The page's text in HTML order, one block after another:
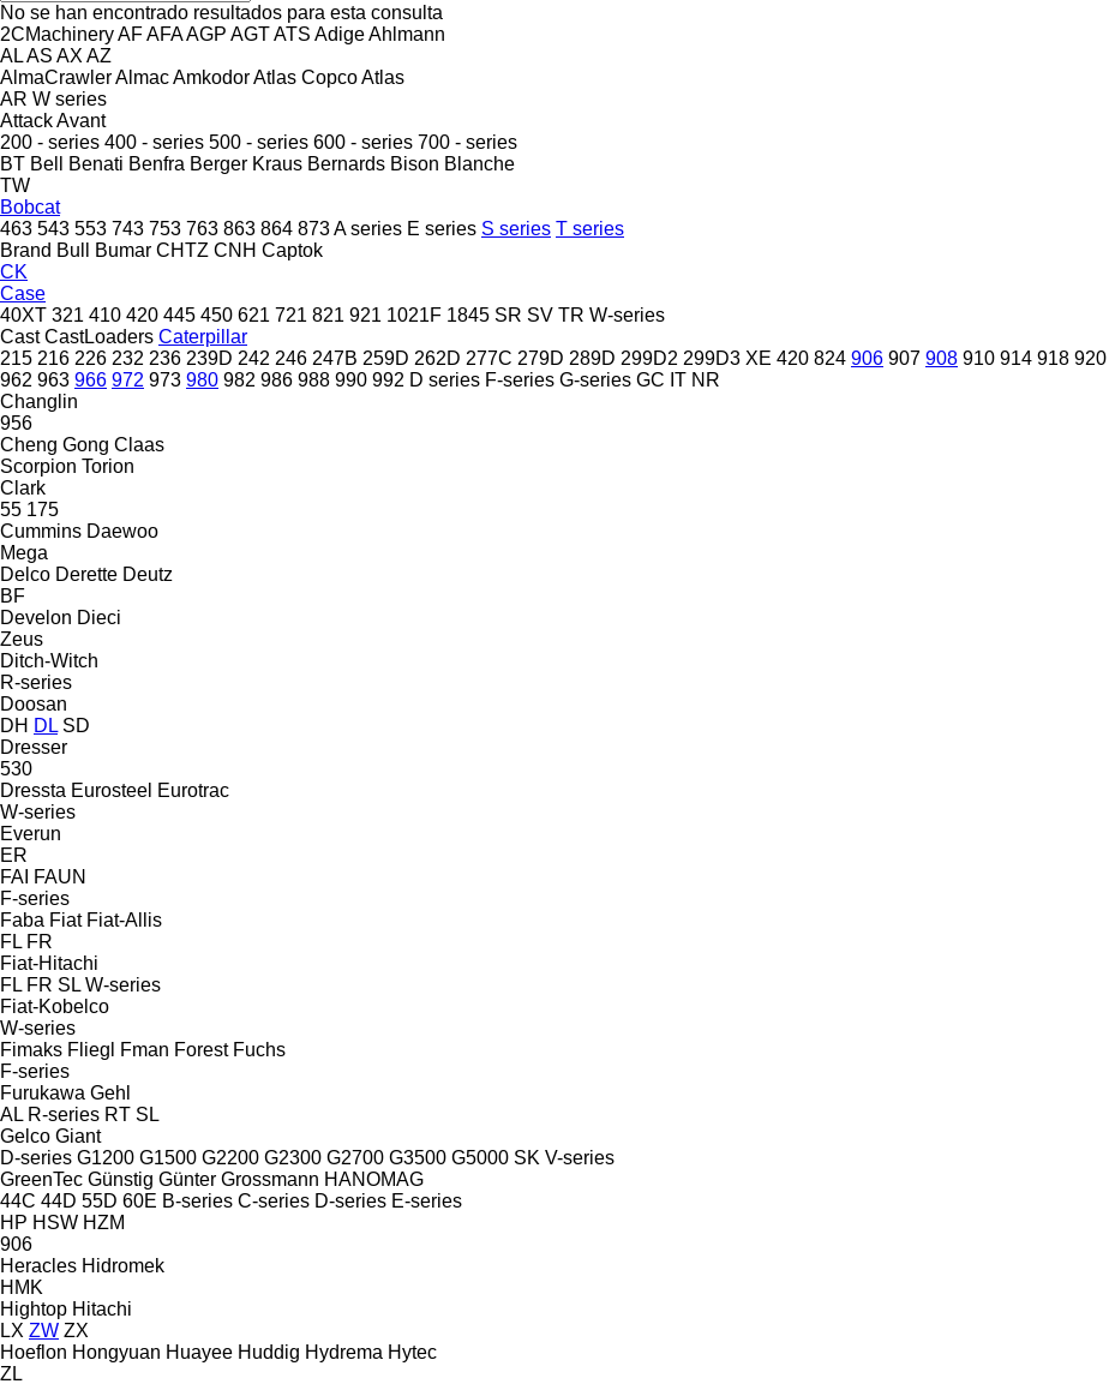
No se han encontrado resultados para esta consulta
2CMachineryAFAFAAGP AGTATS AdigeAhlmann
ALAS AX AZ
AlmaCrawlerAlmacAmkodorAtlas CopcoAtlas
AR W series
AttackAvant
200 - series 400 - series 500 - series 600 - series 700 - series
BT Bell Benati Benfra Berger Kraus Bernards Bison Blanche
TW
Bobcat
463 543 553 743 753 763 863 864 873A series E series S series T series
Brand Bull Bumar CHTZ CNH Captok
CK
Case
40XT 321 410 420 445 450 621 721 821 921 1021F 1845 SR SV TR W-series
Cast CastLoaders Caterpillar
215 216 226 232 236 239D 242 246 247B 259D 262D 277C 279D 289D 299D2 299D3 XE 420 824 906 907 908 910 914 918 920
962 963 966 972 973 980 982 986 988 990 992 D series F-series G-series GC IT NR
Changlin
956
Cheng Gong Claas
Scorpion Torion
Clark
55 175
Cummins Daewoo
Mega
Delco Derette Deutz
BF
Develon Dieci
Zeus
Ditch-Witch
R-series
Doosan
DH DL SD
Dresser
530
Dressta Eurosteel Eurotrac
W-series
Everun
ER
FAI FAUN
F-series
Faba Fiat Fiat-Allis
FL FR
Fiat-Hitachi
FL FR SL W-series
Fiat-Kobelco
W-series
Fimaks Fliegl Fman Forest Fuchs
F-series
Furukawa Gehl
AL R-series RT SL
Gelco Giant
D-series G1200 G1500 G2200 G2300 G2700 G3500 G5000 SK V-series
GreenTec Günstig Günter Grossmann HANOMAG
44C 44D 55D 60E B-series C-series D-series E-series
HP HSW HZM
906
Heracles Hidromek
HMK
Hightop Hitachi
LX ZW ZX
Hoeflon Hongyuan Huayee Huddig Hydrema Hytec
ZL